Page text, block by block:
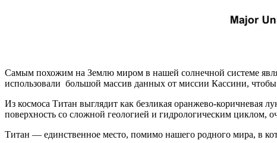
Самым похожим на Землю миром в нашей солнечной системе
использовали большой массив данных от миссии Кассини,
Из космоса Титан выглядит как безликая оранжево-коричневая
поверхность со сложной геологией и гидрологическим циклом,
Титан — единственное место, помимо нашего родного мира, в